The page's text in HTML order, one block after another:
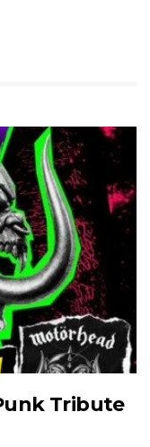
Tribute